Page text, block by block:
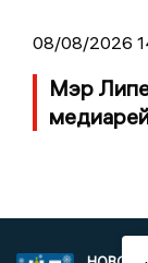
08/08/2026
Мэр